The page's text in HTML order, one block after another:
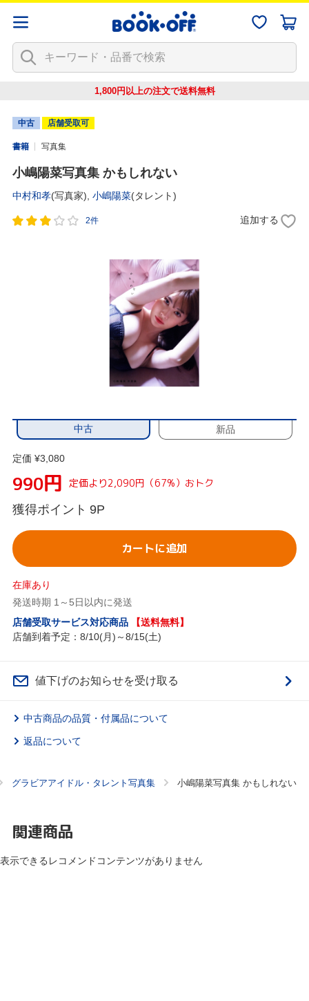
1,800円以上の注文で送料無料
中古 店舗受取可
書籍 写真集
小嶋陽菜写真集 かもしれない
中村和孝(写真家), 小嶋陽菜(タレント)
2件 追加する
中古 新品
定価 ¥3,080
990円 定価より2,090円（67%）おトク
獲得ポイント 9P
カートに追加
在庫あり
発送時期 1～5日以内に発送
店舗受取サービス対応商品
【送料無料】
店舗到着予定：8/10(月)～8/15(土)
値下げのお知らせを受け取る
中古商品の品質・付属品について
返品について
グラビアアイドル・タレント写真集 小嶋陽菜写真集 かもしれない
関連商品
表示できるレコメンドコンテンツがありません